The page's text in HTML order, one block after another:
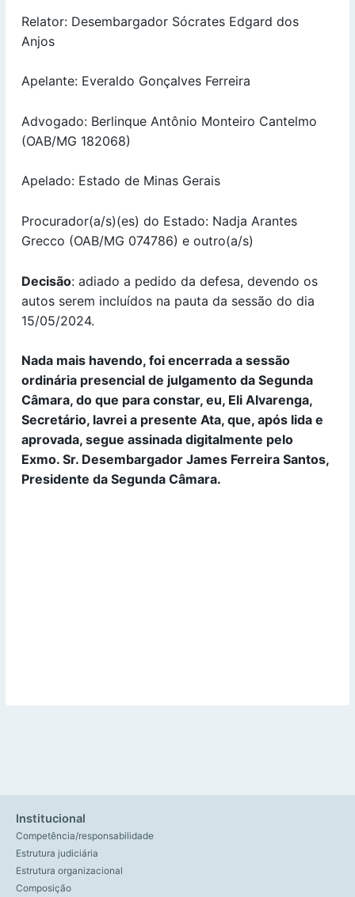
Relator: Desembargador Sócrates Edgard dos
Anjos
Apelante: Everaldo Gonçalves Ferreira
Advogado: Berlinque Antônio Monteiro Cantelmo
(OAB/MG 182068)
Apelado: Estado de Minas Gerais
Procurador(a/s)(es) do Estado: Nadja Arantes
Grecco (OAB/MG 074786) e outro(a/s)
Decisão: adiado a pedido da defesa, devendo os
autos serem incluídos na pauta da sessão do dia
15/05/2024.
Nada mais havendo, foi encerrada a sessão
ordinária presencial de julgamento da Segunda
Câmara, do que para constar, eu, Eli Alvarenga,
Secretário, lavrei a presente Ata, que, após lida e
aprovada, segue assinada digitalmente pelo
Exmo. Sr. Desembargador James Ferreira Santos,
Presidente da Segunda Câmara.
Institucional
Competência/responsabilidade
Estrutura judiciária
Estrutura organizacional
Composição